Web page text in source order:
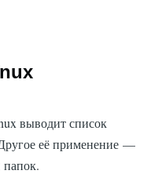
выводит список
её применение —
папок.